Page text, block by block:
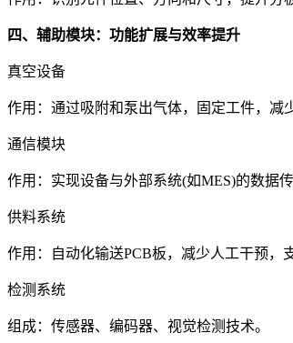
四、辅助模块：功能扩展与效率提升
真空设备
作用：通过吸附和泵出气体，固定工件，减
通信模块
作用：实现设备与外部系统(如MES)的数据
供料系统
作用：自动化输送PCB板，减少人工干预，
检测系统
组成：传感器、编码器、视觉检测技术。